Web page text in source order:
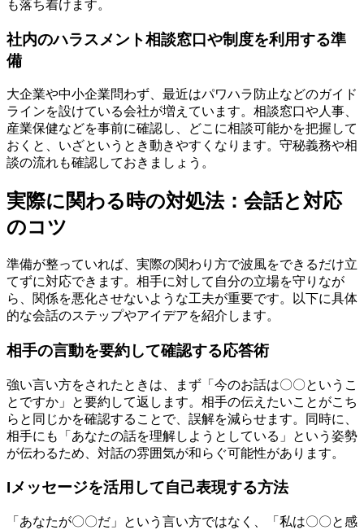
も落ち着けます。
社内のハラスメント相談窓口や制度を利用する準
備
大企業や中小企業問わず、最近はパワハラ防止などのガイド
ラインを設けている会社が増えています。相談窓口や人事、
産業保健などを事前に確認し、どこに相談可能かを把握して
おくと、いざというとき動きやすくなります。守秘義務や相
談の流れも確認しておきましょう。
実際に関わる時の対処法：会話と対応
のコツ
準備が整っていれば、実際の関わり方で波風をできるだけ立
てずに対応できます。相手に対して自分の立場を守りなが
ら、関係を悪化させないような工夫が重要です。以下に具体
的な会話のステップやアイデアを紹介します。
相手の言動を要約して確認する応答術
強い言い方をされたときは、まず「今のお話は〇〇というこ
とですか」と要約して返します。相手の伝えたいことがこち
らと同じかを確認することで、誤解を減らせます。同時に、
相手にも「あなたの話を理解しようとしている」という姿勢
が伝わるため、対話の雰囲気が和らぐ可能性があります。
Iメッセージを活用して自己表現する方法
「あなたが〇〇だ」という言い方ではなく、「私は〇〇と感